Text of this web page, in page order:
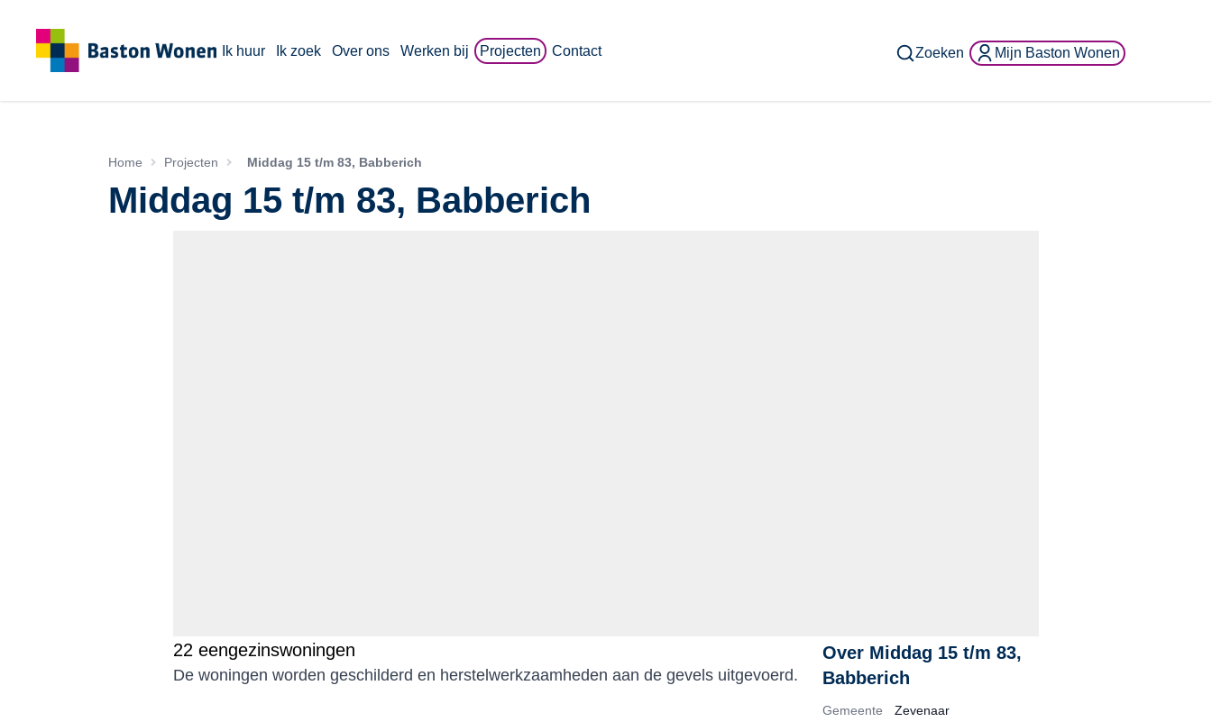
Ik huur Ik zoek Over ons Werken bij Projecten Contact Zoeken Mijn Baston Wonen
Home Projecten Middag 15 t/m 83, Babberich
Middag 15 t/m 83, Babberich
22 eengezinswoningen
De woningen worden geschilderd en herstelwerkzaamheden aan de gevels uitgevoerd.
Over Middag 15 t/m 83,
Babberich
Gemeente Zevenaar